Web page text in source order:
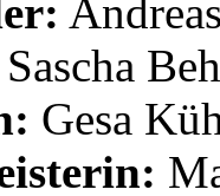
Sascha
Gesa